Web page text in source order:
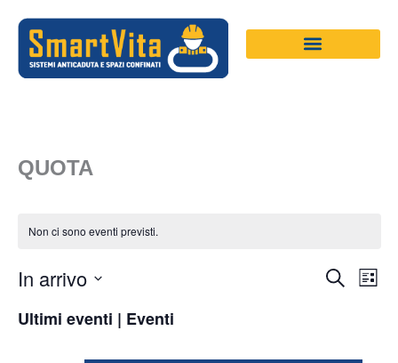
contenuto
QUOTA
Non ci sono eventi previsti.
EVENTI
Cerca
Lista
In arrivo
la
Ultimi eventi | Eventi